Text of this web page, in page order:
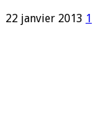
22 janvier 2013 1